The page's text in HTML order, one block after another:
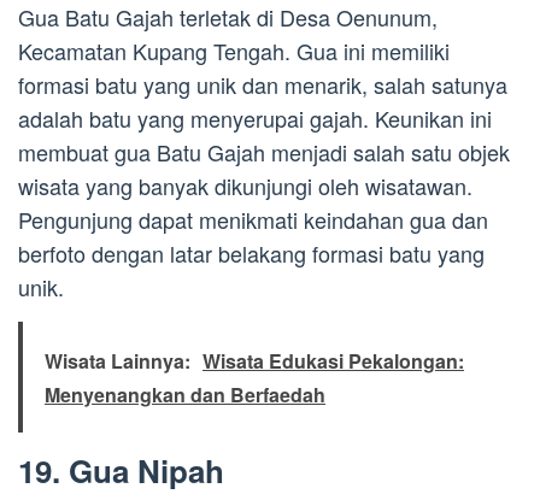
Gua Batu Gajah terletak di Desa Oenunum,
Kecamatan Kupang Tengah. Gua ini memiliki
formasi batu yang unik dan menarik, salah satunya
adalah batu yang menyerupai gajah. Keunikan ini
membuat gua Batu Gajah menjadi salah satu objek
wisata yang banyak dikunjungi oleh wisatawan.
Pengunjung dapat menikmati keindahan gua dan
berfoto dengan latar belakang formasi batu yang
unik.
Wisata Lainnya: Wisata Edukasi Pekalongan:
Menyenangkan dan Berfaedah
19. Gua Nipah